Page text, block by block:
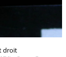
droit